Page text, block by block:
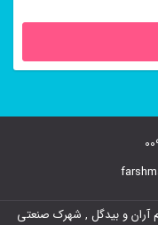
آران و بیدگل , شهرک صنعتی